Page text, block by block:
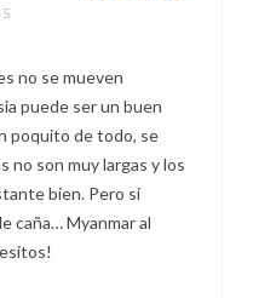
no se mueven
puede ser un buen
poquito de todo, se
no son muy largas y los
bien. Pero si
caña… Myanmar al